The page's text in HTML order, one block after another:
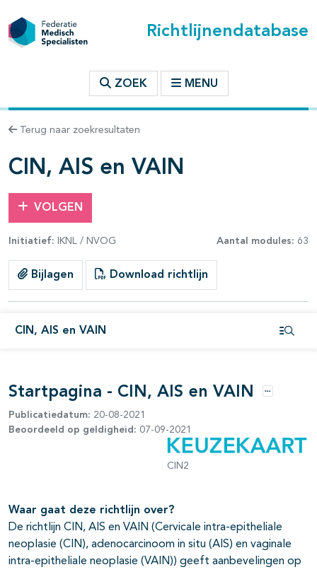
Richtlijnendatabase
ZOEK MENU
Terug naar zoekresultaten
CIN, AIS en VAIN
VOLGEN
Initiatief: IKNL / NVOG Aantal modules: 63
Bijlagen Download richtlijn
CIN, AIS en VAIN
binnen deze richtlijn
open- en dichtklappen
open- en dichtklappen
open- en dichtklappen
open- en dichtklappen
open- en dichtklappen
open- en dichtklappen
open- en dichtklappen
Startpagina - CIN, AIS en VAIN Opties
Publicatiedatum: 20-08-2021
Beoordeeld op geldigheid: 07-09-2021
CIN2
Waar gaat deze richtlijn over?
De richtlijn CIN, AIS en VAIN (Cervicale intra-epitheliale
neoplasie (CIN), adenocarcinoom in situ (AIS) en vaginale
intra-epitheliale neoplasie (VAIN)) geeft aanbevelingen op